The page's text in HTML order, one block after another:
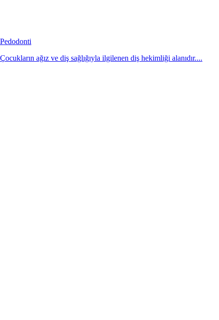
Pedodonti
Çocukların ağız ve diş sağlığıyla ilgilenen diş hekimliği alanıdır....